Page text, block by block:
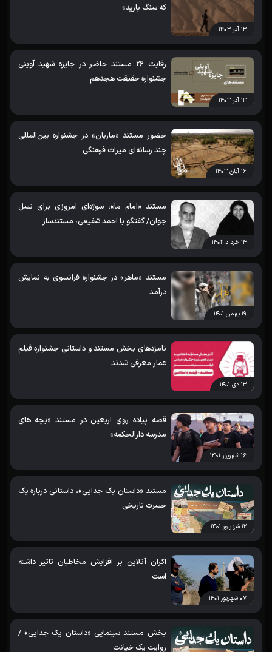
۱۳ آذر ۱۴۰۳
که سنگ بارید»
۱۳ آذر ۱۴۰۳
رقابت 26 مستند حاضر در جایزه شهید آوینی
جشنواره حقیقت هجدهم
۱۶ آبان ۱۴۰۳
حضور مستند «ماریان» در جشنواره بین‌المللی
چند رسانه‌ای میراث‌ فرهنگی
۱۴ خرداد ۱۴۰۲
مستند «امام ما»، سوژه‌‌ای امروزی برای نسل
جوان/ گفتگو با احمد شفیعی، مستندساز
۱۹ بهمن ۱۴۰۱
مستند «ماهر» در جشنواره فرانسوی به نمایش
درآمد
۱۳ دی ۱۴۰۱
نامزدهای بخش مستند و داستانی جشنواره فیلم
عمار معرفی شدند
۱۶ شهریور ۱۴۰۱
قصه پیاده روی اربعین در مستند «بچه های
مدرسه دارالحکمه»
۱۲ شهریور ۱۴۰۱
مستند «داستان یک جدایی»، داستانی درباره یک
حسرت تاریخی
۰۷ شهریور ۱۴۰۱
اکران آنلاین بر افزایش مخاطبان تاثیر داشته
است
پخش مستند سینمایی «داستان یک جدایی» /
روایت یک خیانت